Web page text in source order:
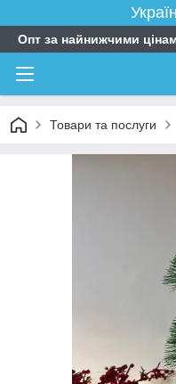
Опт за найнижчими
Товари та послуги